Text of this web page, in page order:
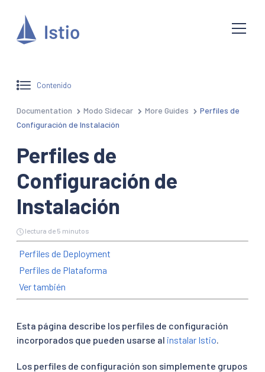
Contenido
Documentation Modo Sidecar More Guides
Perfiles de
Configuración de Instalación
Perfiles de
Configuración de
Instalación
lectura de 5 minutos
Perfiles de Deployment
Perfiles de Plataforma
Ver también
Esta página describe los perfiles de configuración
incorporados que pueden usarse al instalar Istio
Los perfiles de configuración son simplemente grupos